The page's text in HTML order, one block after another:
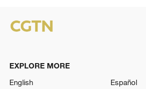
EXPLORE MORE
English
Español